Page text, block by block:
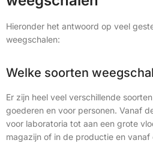
Hieronder het antwoord op veel
weegschalen:
Welke soorten
Er zijn heel veel verschillende
goederen en voor personen. Vanaf
voor laboratoria tot aan een grote
magazijn of in de productie en